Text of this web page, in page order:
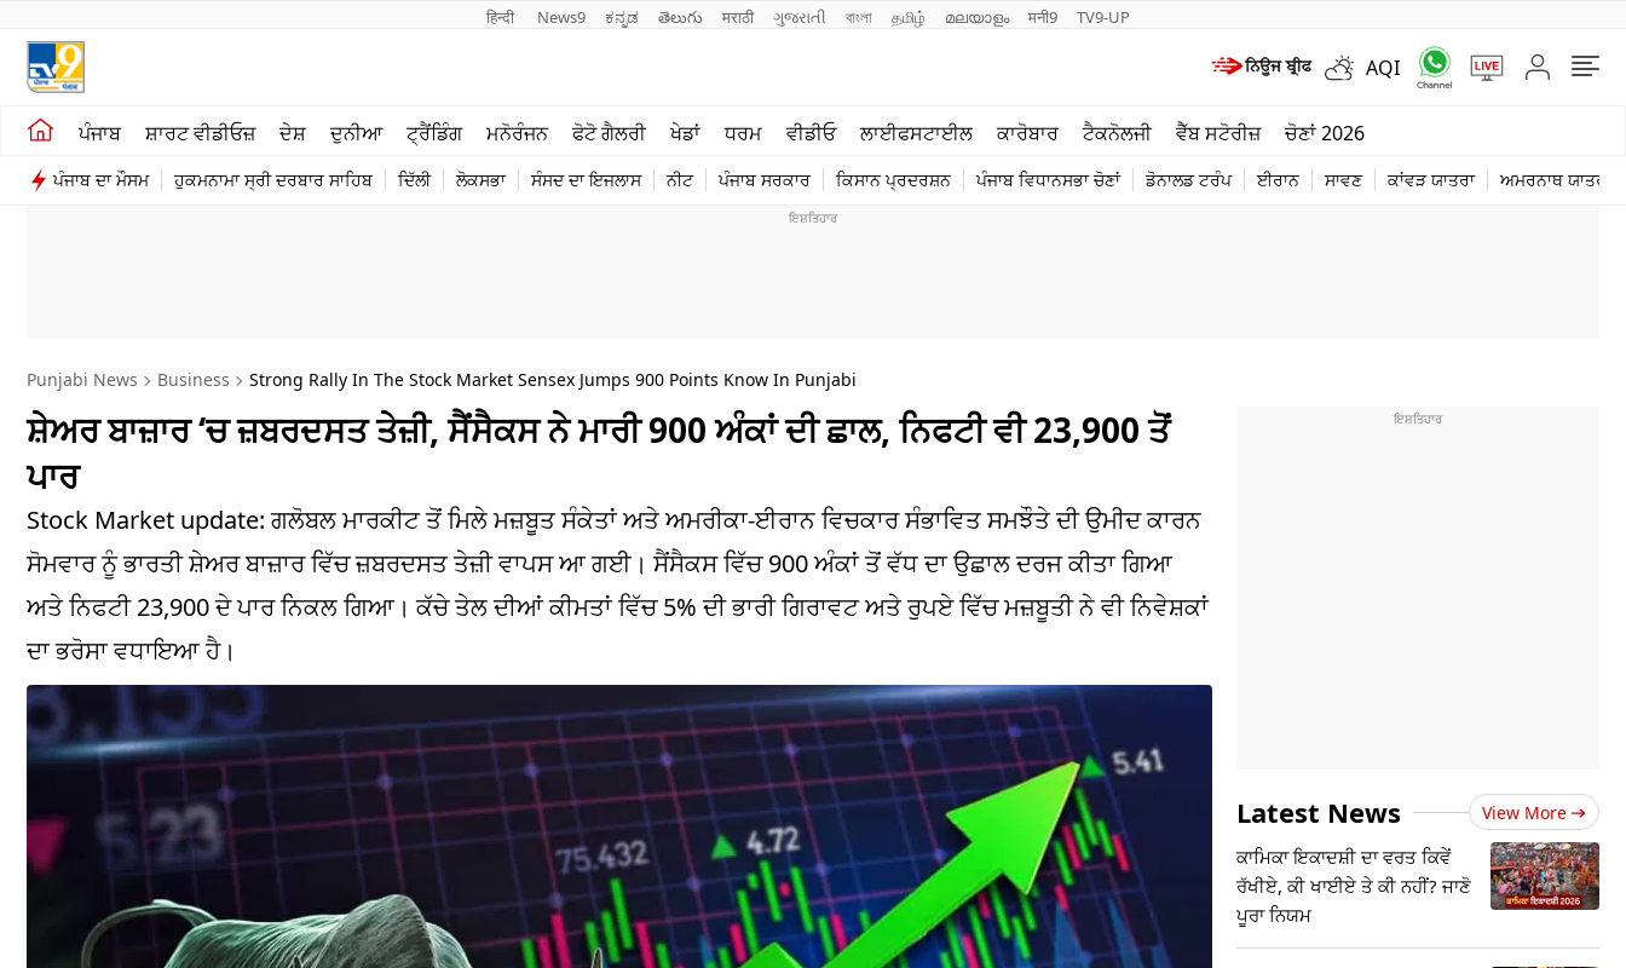
हिन्दी News9 ಕನ್ನಡ తెలుగు मराठी ગુજરાતી বাংলা தமிழ் മലയാളം मनी9 TV9-UP
AQI
ਪੰਜਾਬ ਸ਼ਾਰਟ ਵੀਡੀਓਜ਼ ਦੇਸ਼ ਦੁਨੀਆ ਟ੍ਰੈਂਡਿੰਗ ਮਨੋਰੰਜਨ ਫੋਟੋ ਗੈਲਰੀ ਖੇਡਾਂ ਧਰਮ ਵੀਡੀਓ ਲਾਈਫਸਟਾਈਲ ਕਾਰੋਬਾਰ ਟੈਕਨੋਲਜੀ ਵੈੱਬ ਸਟੋਰੀਜ਼ ਚੋਣਾਂ 2026
ਪੰਜਾਬ ਦਾ ਮੌਸਮ ਹੁਕਮਨਾਮਾ ਸ੍ਰੀ ਦਰਬਾਰ ਸਾਹਿਬ ਦਿੱਲੀ ਲੋਕਸਭਾ ਸੰਸਦ ਦਾ ਇਜਲਾਸ ਨੀਟ ਪੰਜਾਬ ਸਰਕਾਰ ਕਿਸਾਨ ਪ੍ਰਦਰਸ਼ਨ ਪੰਜਾਬ ਵਿਧਾਨਸਭਾ ਚੋਣਾਂ ਡੋਨਾਲਡ ਟਰੰਪ ਈਰਾਨ ਸਾਵਣ ਕਾਂਵੜ ਯਾਤਰਾ ਅਮਰਨਾਥ ਯਾਤਰਾ
ਖੇਤੀਬਾੜੀ
ਸ਼ਾਰਟ ਵੀਡੀਓਜ਼
ਮਨੋਰੰਜਨ
ਪੰਜਾਬ
ਟੈਕਨੋਲਜੀ
ਦੁਨੀਆ
Punjabi News Business Strong Rally In The Stock Market Sensex Jumps 900 Points Know In Punjabi
ਸ਼ੇਅਰ ਬਾਜ਼ਾਰ ‘ਚ ਜ਼ਬਰਦਸਤ ਤੇਜ਼ੀ, ਸੈਂਸੈਕਸ ਨੇ ਮਾਰੀ 900 ਅੰਕਾਂ ਦੀ ਛਾਲ, ਨਿਫਟੀ ਵੀ 23,900 ਤੋਂ
ਪਾਰ
Stock Market update: ਗਲੋਬਲ ਮਾਰਕੀਟ ਤੋਂ ਮਿਲੇ ਮਜ਼ਬੂਤ ਸੰਕੇਤਾਂ ਅਤੇ ਅਮਰੀਕਾ-ਈਰਾਨ ਵਿਚਕਾਰ ਸੰਭਾਵਿਤ ਸਮਝੌਤੇ ਦੀ ਉਮੀਦ ਕਾਰਨ
ਸੋਮਵਾਰ ਨੂੰ ਭਾਰਤੀ ਸ਼ੇਅਰ ਬਾਜ਼ਾਰ ਵਿੱਚ ਜ਼ਬਰਦਸਤ ਤੇਜ਼ੀ ਵਾਪਸ ਆ ਗਈ। ਸੈਂਸੈਕਸ ਵਿੱਚ 900 ਅੰਕਾਂ ਤੋਂ ਵੱਧ ਦਾ ਉਛਾਲ ਦਰਜ ਕੀਤਾ ਗਿਆ
ਅਤੇ ਨਿਫਟੀ 23,900 ਦੇ ਪਾਰ ਨਿਕਲ ਗਿਆ। ਕੱਚੇ ਤੇਲ ਦੀਆਂ ਕੀਮਤਾਂ ਵਿੱਚ 5% ਦੀ ਭਾਰੀ ਗਿਰਾਵਟ ਅਤੇ ਰੁਪਏ ਵਿੱਚ ਮਜ਼ਬੂਤੀ ਨੇ ਵੀ ਨਿਵੇਸ਼ਕਾਂ
ਦਾ ਭਰੋਸਾ ਵਧਾਇਆ ਹੈ।
Latest News View More
ਕਾਮਿਕਾ ਇਕਾਦਸ਼ੀ ਦਾ ਵਰਤ ਕਿਵੇਂ
ਰੱਖੀਏ, ਕੀ ਖਾਈਏ ਤੇ ਕੀ ਨਹੀਂ? ਜਾਣੋ
ਪੂਰਾ ਨਿਯਮ